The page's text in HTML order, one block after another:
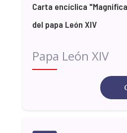
Carta encíclica
del papa León XIV
Papa León XIV